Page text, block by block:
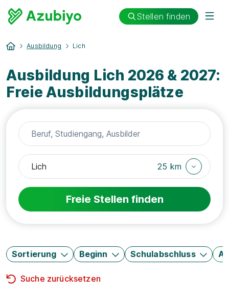
Stellen finden
Ausbildung Lich
Ausbildung Lich 2026 & 2027:
Freie Ausbildungsplätze
25 km
Freie Stellen finden
Sortierung Beginn Schulabschluss
Suche zurücksetzen